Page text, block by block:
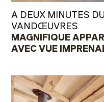
A DEUX MINUTES
VANDŒUVRES
MAGNIFIQUE
AVEC VUE